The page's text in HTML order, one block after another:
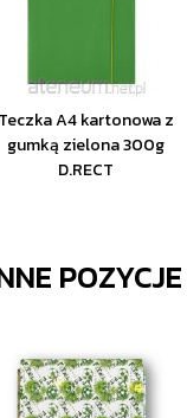
Teczka A4 kartonowa z
gumką zielona 300g
D.RECT